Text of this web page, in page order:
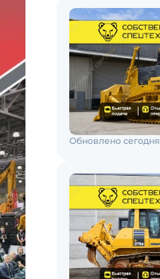
Обновлено сегодня